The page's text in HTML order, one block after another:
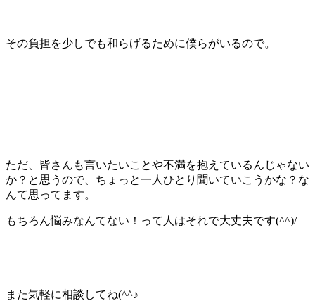
その負担を少しでも和らげるために僕らがいるので。
ただ、皆さんも言いたいことや不満を抱えているんじゃない
か？と思うので、ちょっと一人ひとり聞いていこうかな？な
んて思ってます。
もちろん悩みなんてない！って人はそれで大丈夫です(^^)/
また気軽に相談してね(^^♪